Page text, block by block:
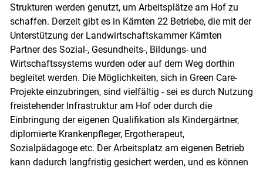
Skip to main content
Strukturen werden genutzt, um Arbeitsplätze am Hof zu
schaffen. Derzeit gibt es in Kärnten 22 Betriebe, die mit der
Unterstützung der Landwirtschaftskammer Kärnten
Partner des Sozial-, Gesundheits-, Bildungs- und
Wirtschaftssystems wurden oder auf dem Weg dorthin
begleitet werden. Die Möglichkeiten, sich in Green Care-
Projekte einzubringen, sind vielfältig - sei es durch Nutzung
freistehender Infrastruktur am Hof oder durch die
Einbringung der eigenen Qualifikation als Kindergärtner,
diplomierte Krankenpfleger, Ergotherapeut,
Sozialpädagoge etc. Der Arbeitsplatz am eigenen Betrieb
kann dadurch langfristig gesichert werden, und es können